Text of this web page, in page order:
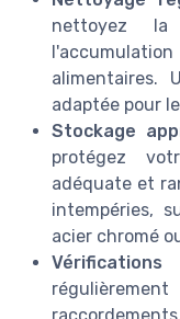
nettoyez
alimentaires.
adaptée pour
Stockage
protégez
adéquate et
intempéries,
acier chromé